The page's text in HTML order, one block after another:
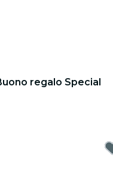
regalo Special